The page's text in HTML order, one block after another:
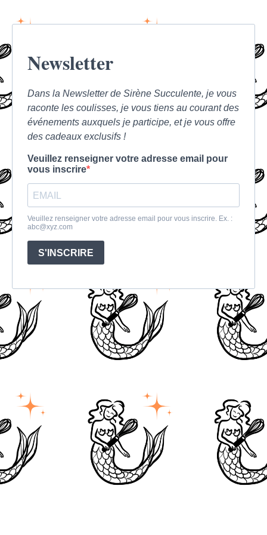
Newsletter
Dans la Newsletter de Sirène Succulente, je vous
raconte les coulisses, je vous tiens au courant des
événements auxquels je participe, et je vous offre
des cadeaux exclusifs !
Veuillez renseigner votre adresse email pour
vous inscrire
Veuillez renseigner votre adresse email pour vous inscrire. Ex. :
abc@xyz.com
S'INSCRIRE